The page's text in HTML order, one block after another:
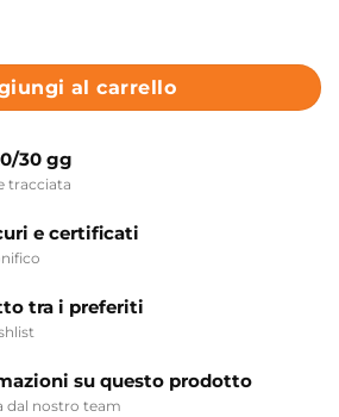
con fascia in metallo
al carrello
30 gg
tracciata
e certificati
tra i preferiti
su questo prodotto
dal nostro team